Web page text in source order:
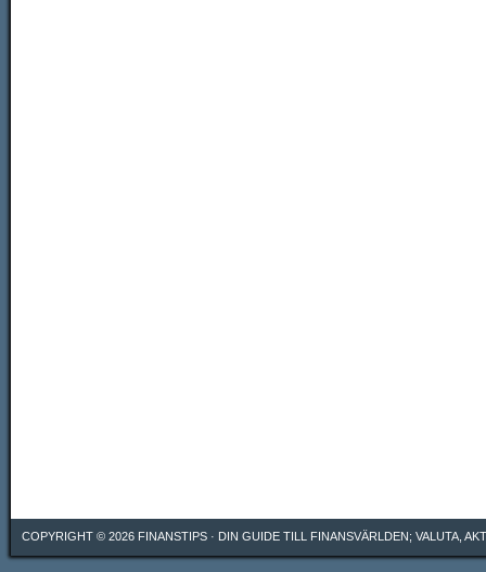
COPYRIGHT © 2026 FINANSTIPS · DIN GUIDE TILL FINANSVÄRLDEN; VALUTA,